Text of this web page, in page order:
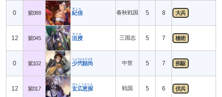
0 紫088 紀信
きしん
春秋戦国 5 8 大兵
12 紫045 沮授
そじゅ
三国志 5 7 槍術
0 紫102 少弐頼尚
しょうによりひさ
中世 5 7 疾駆
12 紫017 玄広恵探
げんこうえたん
戦国 5 6 伏兵